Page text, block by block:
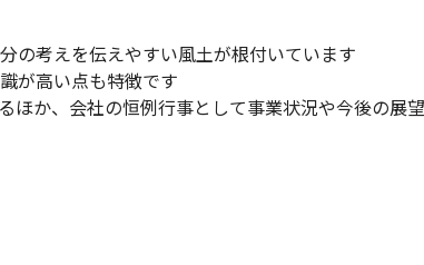
の考えを伝えやすい風土が根付いています
が高い点も特徴です
ほか、会社の恒例行事として事業状況や今後の展